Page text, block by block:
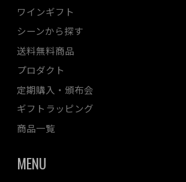
ワインギフト
シーンから探す
送料無料商品
プロダクト
定期購入・頒布会
ギフトラッピング
商品一覧
MENU